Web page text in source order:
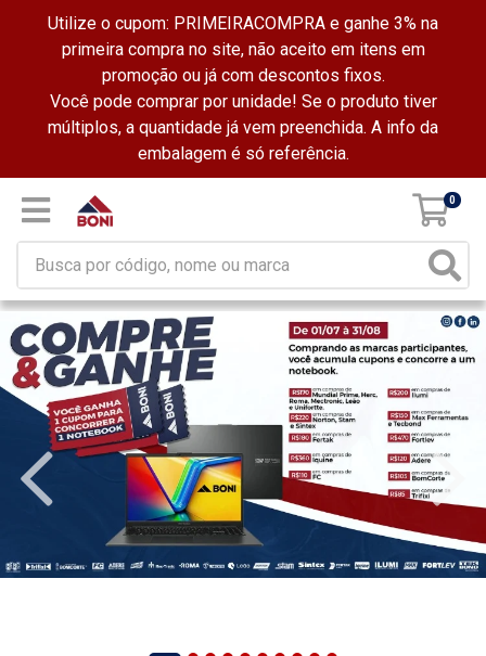
Utilize o cupom: PRIMEIRACOMPRA e ganhe 3% na
primeira compra no site, não aceito em itens em
promoção ou já com descontos fixos.
Você pode comprar por unidade! Se o produto tiver
múltiplos, a quantidade já vem preenchida. A info da
embalagem é só referência.
0